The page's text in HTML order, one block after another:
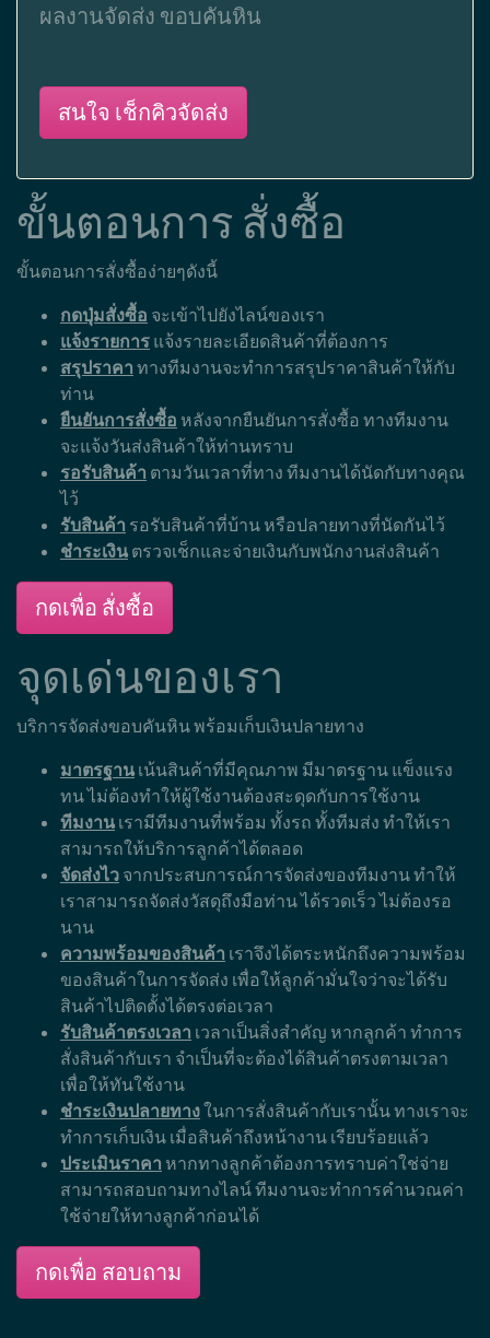
ผลงานจัดส่ง ขอบคันหิน
สนใจ เช็กคิวจัดส่ง
ขั้นตอนการ สั่งซื้อ
ขั้นตอนการสั่งซื้อง่ายๆดังนี้
กดปุ่มสั่งซื้อ จะเข้าไปยังไลน์ของเรา
แจ้งรายการ แจ้งรายละเอียดสินค้าที่ต้องการ
สรุปราคา ทางทีมงานจะทำการสรุปราคาสินค้าให้กับ
ท่าน
ยืนยันการสั่งซื้อ หลังจากยืนยันการสั่งซื้อ ทางทีมงาน
จะแจ้งวันส่งสินค้าให้ท่านทราบ
รอรับสินค้า ตามวันเวลาที่ทาง ทีมงานได้นัดกับทางคุณ
ไว้
รับสินค้า รอรับสินค้าที่บ้าน หรือปลายทางที่นัดกันไว้
ชำระเงิน ตรวจเช็กและจ่ายเงินกับพนักงานส่งสินค้า
กดเพื่อ สั่งซื้อ
จุดเด่นของเรา
บริการจัดส่งขอบคันหิน พร้อมเก็บเงินปลายทาง
มาตรฐาน เน้นสินค้าที่มีคุณภาพ มีมาตรฐาน แข็งแรง
ทน ไม่ต้องทำให้ผู้ใช้งานต้องสะดุดกับการใช้งาน
ทีมงาน เรามีทีมงานที่พร้อม ทั้งรถ ทั้งทีมส่ง ทำให้เรา
สามารถให้บริการลูกค้าได้ตลอด
จัดส่งไว จากประสบการณ์การจัดส่งของทีมงาน ทำให้
เราสามารถจัดส่งวัสดุถึงมือท่าน ได้รวดเร็ว ไม่ต้องรอ
นาน
ความพร้อมของสินค้า เราจึงได้ตระหนักถึงความพร้อม
ของสินค้าในการจัดส่ง เพื่อให้ลูกค้ามั่นใจว่าจะได้รับ
สินค้าไปติดตั้งได้ตรงต่อเวลา
รับสินค้าตรงเวลา เวลาเป็นสิ่งสำคัญ หากลูกค้า ทำการ
สั่งสินค้ากับเรา จำเป็นที่จะต้องได้สินค้าตรงตามเวลา
เพื่อให้ทันใช้งาน
ชำระเงินปลายทางในการสั่งสินค้ากับเรานั้น ทางเราจะ
ทำการเก็บเงิน เมื่อสินค้าถึงหน้างาน เรียบร้อยแล้ว
ประเมินราคา หากทางลูกค้าต้องการทราบค่าใช่จ่าย
สามารถสอบถามทางไลน์ ทีมงานจะทำการคำนวณค่า
ใช้จ่ายให้ทางลูกค้าก่อนได้
กดเพื่อ สอบถาม